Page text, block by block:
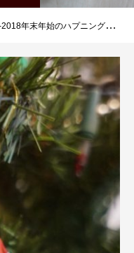
年末年始のハプニング大賞（*^_^*）